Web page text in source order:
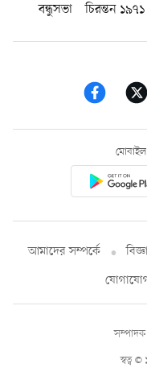
বন্ধুসভা
চিরন্তন ১৯৭১
আমাদের সম্পর্কে
স্বত্ব